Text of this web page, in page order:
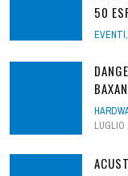
50
EVENTI,
LUGLIO